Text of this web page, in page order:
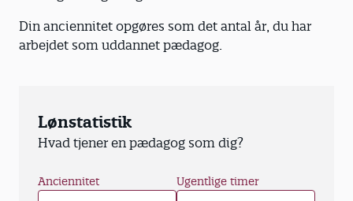
Din anciennitet opgøres som det antal år, du har
arbejdet som uddannet pædagog.
Lønstatistik
Hvad tjener en pædagog som dig?
Anciennitet Ugentlige timer